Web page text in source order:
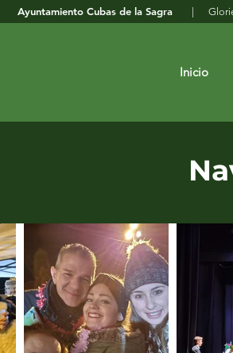
Inicio
Ayuntamiento Cubas de la Sagra |